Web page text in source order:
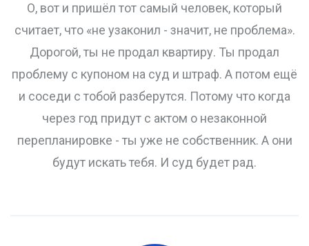
О, вот и пришёл тот самый человек, который
считает, что «не узаконил - значит, не проблема».
Дорогой, ты не продал квартиру. Ты продал
проблему с купоном на суд и штраф. А потом ещё
и соседи с тобой разберутся. Потому что когда
через год придут с актом о незаконной
перепланировке - ты уже не собственник. А они
будут искать тебя. И суд будет рад.